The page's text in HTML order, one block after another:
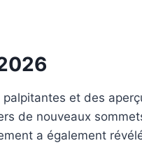
et des
de nouveaux
a également